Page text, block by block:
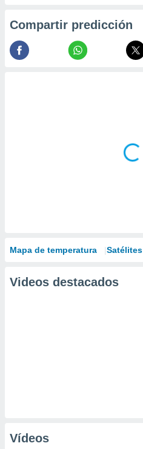
Compartir predicción
Mapa de temperatura Satélites
Videos destacados
Vídeos